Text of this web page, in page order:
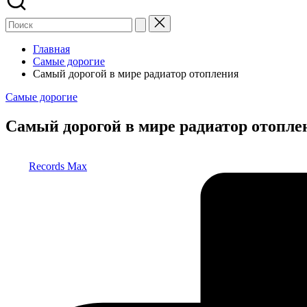
Главная
Самые дорогие
Самый дорогой в мире радиатор отопления
Опубликовано
Самые дорогие
Самый дорогой в мире радиатор
Records Max